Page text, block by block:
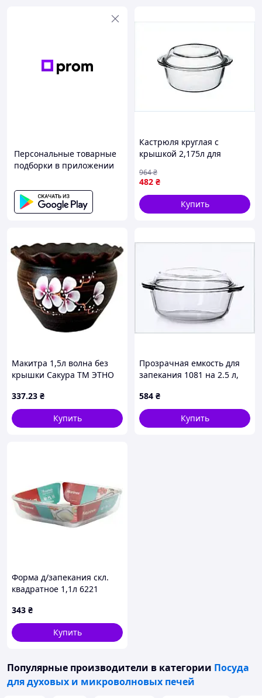
Персональные товарные
подборки в приложении
Кастрюля круглая с
крышкой 2,175л для
пищи стеклянная BORCAM
59003 ТМ PASABAHCE
482 ₴
964₴
Купить
Макитра 1,5л волна без
крышки Сакура ТМ ЭТНО
337.23 ₴
Купить
Прозрачная емкость для
запекания 1081 на 2.5 л,
584 ₴
Купить
Форма д/запекания скл.
квадратное 1,1л 6221
343 ₴
Купить
Популярные производители в категории Посуда
для духовых и микроволновых печей